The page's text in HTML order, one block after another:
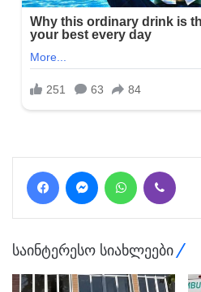
FacebookMessengerWhatsApp
საინტერესო სიახლეები